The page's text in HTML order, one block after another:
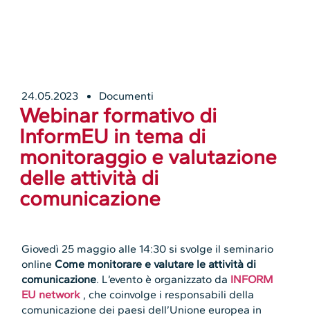
24.05.2023 Documenti
Webinar formativo di
InformEU in tema di
monitoraggio e valutazione
delle attività di
comunicazione
Giovedì 25 maggio alle 14:30 si svolge il seminario
onlineCome monitorare e valutare le attività di
comunicazione. L’evento è organizzato da INFORM
EU network , che coinvolge i responsabili della
comunicazione dei paesi dell’Unione europea in